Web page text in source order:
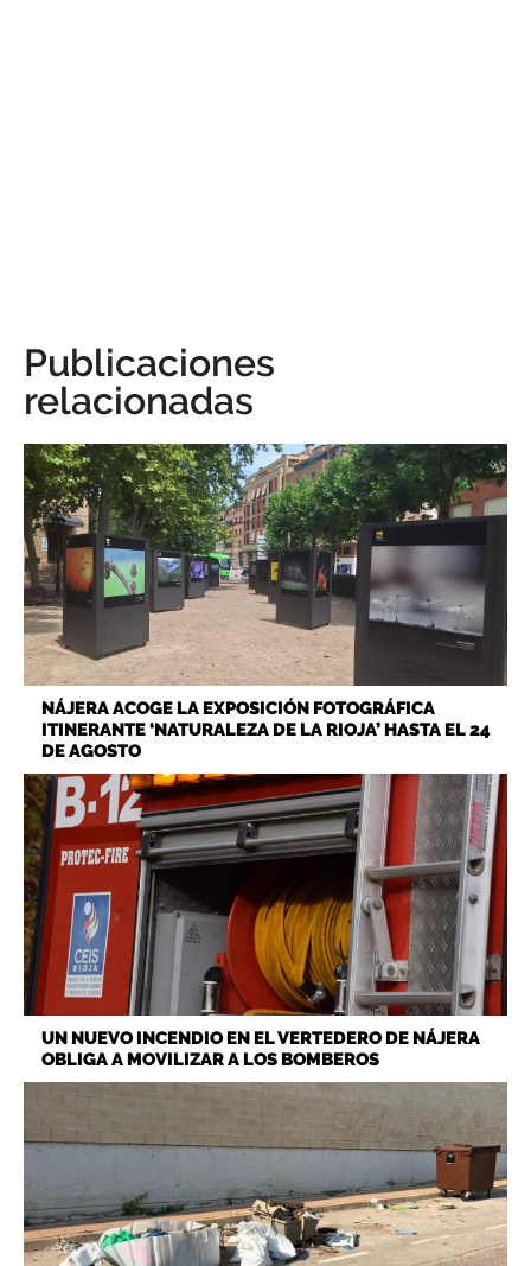
Publicaciones
relacionadas
NÁJERA ACOGE LA EXPOSICIÓN FOTOGRÁFICA
ITINERANTE ‘NATURALEZA DE LA RIOJA’ HASTA EL 24
DE AGOSTO
UN NUEVO INCENDIO EN EL VERTEDERO DE NÁJERA
OBLIGA A MOVILIZAR A LOS BOMBEROS